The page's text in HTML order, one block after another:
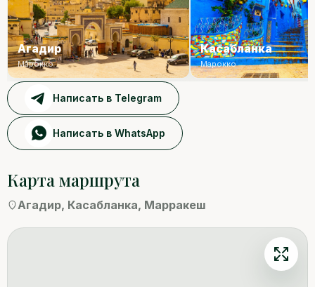
Агадир
Марокко
Касабланка
Марокко
Написать в Telegram
Написать в WhatsApp
Карта маршрута
Агадир, Касабланка, Марракеш